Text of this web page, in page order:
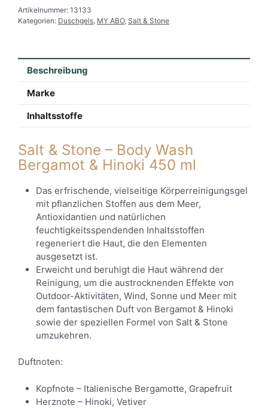
Artikelnummer: 13133
Kategorien: Duschgels MY ABO, Salt & Stone
Beschreibung
Marke
Inhaltsstoffe
Salt & Stone – Body Wash
Bergamot & Hinoki 450 ml
Das erfrischende, vielseitige Körperreinigungsgel
mit pflanzlichen Stoffen aus dem Meer,
Antioxidantien und natürlichen
feuchtigkeitsspendenden Inhaltsstoffen
regeneriert die Haut, die den Elementen
ausgesetzt ist.
Erweicht und beruhigt die Haut während der
Reinigung, um die austrocknenden Effekte von
Outdoor-Aktivitäten, Wind, Sonne und Meer mit
dem fantastischen Duft von Bergamot & Hinoki
sowie der speziellen Formel von Salt & Stone
umzukehren.
Duftnoten:
Kopfnote – Italienische Bergamotte, Grapefruit
Herznote – Hinoki, Vetiver